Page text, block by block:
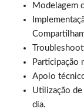
Modelagem
Participação
Apoio
Utilização
dia.